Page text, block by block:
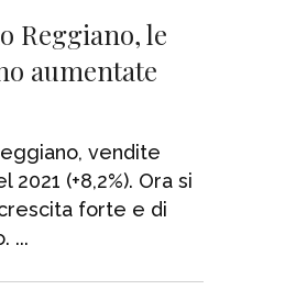
Reggiano, le
aumentate
vendite
(+8,2%). Ora si
forte e di